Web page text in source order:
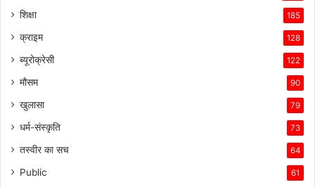
शिक्षा 185
क्राइम 128
ब्यूरोक्रेसी 122
मौसम 90
खुलासा 79
धर्म-संस्कृति 73
तस्वीर का सच 64
Public 61